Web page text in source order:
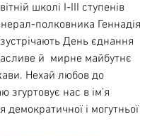
школі І-ІІІ ступенів
полковника Геннадія
День єднання
й  мирне майбутнє
Нехай любов до
згуртовує нас в ім’я
демократичної і могутньої